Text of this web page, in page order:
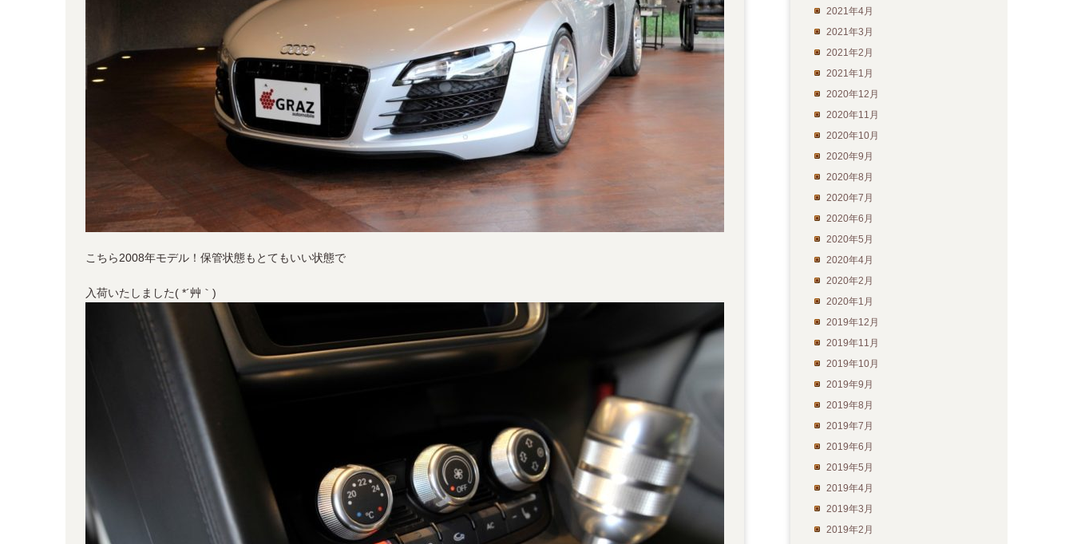
こちら2008年モデル！保管状態もとてもいい状態で
入荷いたしました( *´艸｀)
2021年4月
2021年3月
2021年2月
2021年1月
2020年12月
2020年11月
2020年10月
2020年9月
2020年8月
2020年7月
2020年6月
2020年5月
2020年4月
2020年2月
2020年1月
2019年12月
2019年11月
2019年10月
2019年9月
2019年8月
2019年7月
2019年6月
2019年5月
2019年4月
2019年3月
2019年2月